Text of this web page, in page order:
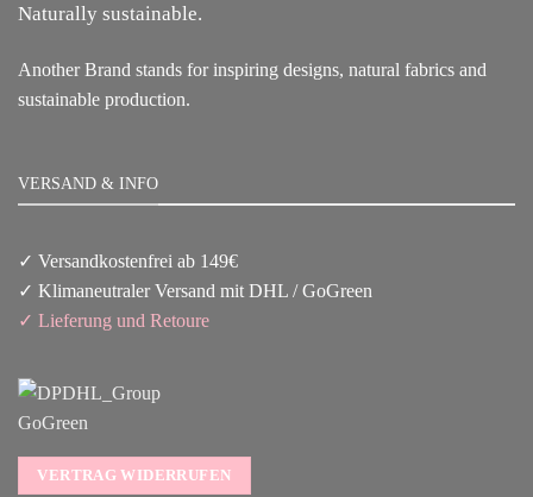
Naturally sustainable.
Another Brand stands for inspiring designs, natural fabrics and
sustainable production.
VERSAND & INFO
✓ Versandkostenfrei ab 149€
✓ Klimaneutraler Versand mit DHL / GoGreen
✓ Lieferung und Retoure
VERTRAG WIDERRUFEN